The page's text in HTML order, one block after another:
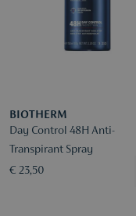
BIOTHERM
Day Control 48H Anti-
Transpirant Spray
€ 23,50